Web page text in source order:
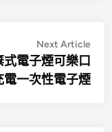
Next Article
式電子煙可樂口
電一次性電子煙